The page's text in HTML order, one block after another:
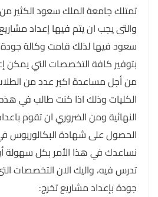
تمتلك جامعة الملك سعود الكثير
والتى يجب ان يتم فيها إعداد
سعود فيها لذلك قامت وكالة
بتوفير كافة التخصصات التي يمكن
من أجل مساعدة اكبر عدد من
الكليات وذلك اذا كنت طالب في
النهائية ومن الضروري ان تقوم
الحصول على شهادة
نساعدك في هذا الأمر بكل سهولة
تدرس فيه، واليك الان التخصصات
جودة بإعداد مشاريع تخرج: